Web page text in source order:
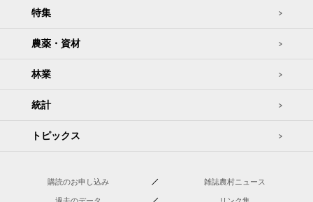
特集
農薬・資材
林業
統計
トピックス
購読のお申し込み 雑誌農村ニュース